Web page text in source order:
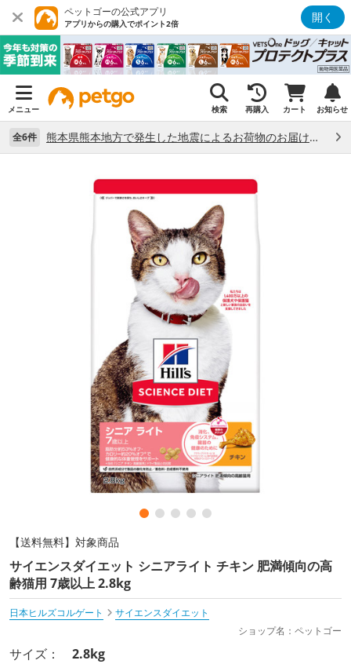
ペットゴーの公式アプリ
アプリからの購入でポイント2倍 開く
メニュー 検索 再購入 カート お知らせ
全6件 熊本県熊本地方で発生した地震によるお荷物のお届け状況について （7/28）
【送料無料】対象商品
サイエンスダイエット シニアライト チキン 肥満傾向の高
齢猫用 7歳以上 2.8kg
日本ヒルズコルゲート
サイエンスダイエット
ショップ名：ペットゴー
サイズ： 2.8kg